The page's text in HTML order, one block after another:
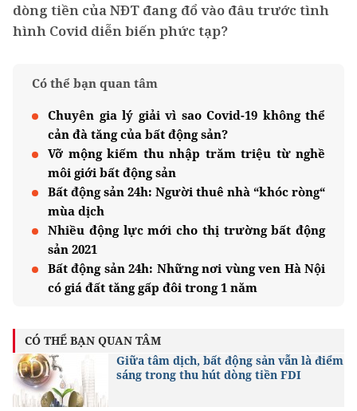
dòng tiền của NĐT đang đổ vào đâu trước tình
hình Covid diễn biến phức tạp?
Có thể bạn quan tâm
Chuyên gia lý giải vì sao Covid-19 không thể
cản đà tăng của bất động sản?
Vỡ mộng kiếm thu nhập trăm triệu từ nghề
môi giới bất động sản
Bất động sản 24h: Người thuê nhà “khóc ròng“
mùa dịch
Nhiều động lực mới cho thị trường bất động
sản 2021
Bất động sản 24h: Những nơi vùng ven Hà Nội
có giá đất tăng gấp đôi trong 1 năm
CÓ THỂ BẠN QUAN TÂM
Giữa tâm dịch, bất động sản vẫn là điểm
sáng trong thu hút dòng tiền FDI